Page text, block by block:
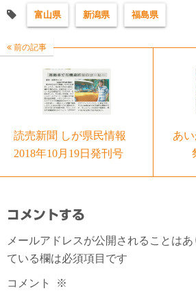
富山県 新潟県 福島県
前の記事
読売新聞 しが県民情報
2018年10月19日発刊号
あ
コメントする
メールアドレスが公開されることはあ
ている欄は必須項目です
コメント ※